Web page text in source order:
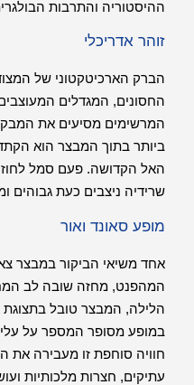
ההיסטוריה והתרבות
זוהר אדריכלי
הברק הארכיטקטוני של
החסונים, המגדלים
המרשימים מסיעים את
ביותר בתוך המבצר הוא
האל הקדושה. פעם סמל
שרידיה ניצבים כעת
מופע סאונד ואור
אחד משיאי הביקור במבצר
המהפנט, מחזה שובה לב
הלילה, המבצר טובל בתצוגת
במופע מסופר המספר על
חוויה סוחפת זו מעבירה את
עתיקים, חצרות מלכותיות